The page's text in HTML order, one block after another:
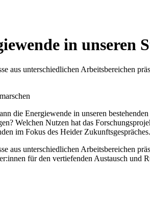
in unseren
aus unterschiedlichen Arbeitsbereichen
die Energiewende in unseren
Welchen Nutzen hat das
im Fokus des Heider Zukunftsgespräches.
aus unterschiedlichen Arbeitsbereichen
für den vertiefenden Austausch und